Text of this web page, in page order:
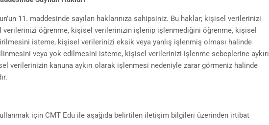
11. maddesinde sayılan haklarınıza sahipsiniz. Bu haklar; kişisel verilerinizi
öğrenme, kişisel verilerinizin işlenip işlenmediğini öğrenme, kişisel
isteme, kişisel verilerinizi eksik veya yanlış işlenmiş olması halinde
veya yok edilmesini isteme, kişisel verilerinizi işlenme sebeplerine aykırı
verilerinizin kanuna aykırı olarak işlenmesi nedeniyle zarar görmeniz halinde
için CMT Edu ile aşağıda belirtilen iletişim bilgileri üzerinden irtibat